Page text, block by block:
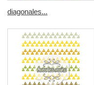
diagonales...